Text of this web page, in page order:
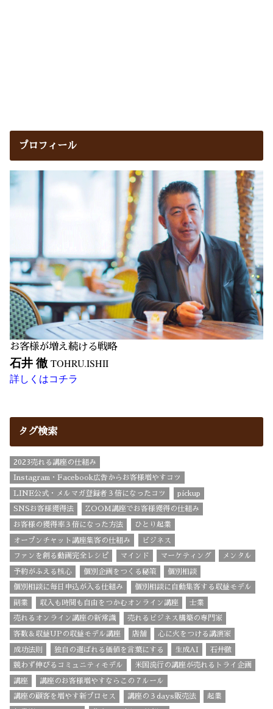
プロフィール
お客様が増え続ける戦略
石井 徹 TOHRU.ISHII
詳しくはコチラ
タグ検索
2023売れる講座の仕組み
Instagram・Facebook広告からお客様増やすコツ
LINE公式・メルマガ登録者３倍になったコツ pickup
SNSお客様獲得法 ZOOM講座でお客様獲得の仕組み
お客様の獲得率３倍になった方法 ひとり起業
オープンチャット講座集客の仕組み ビジネス
ファンを創る動画完全レシピ マインド マーケティング メンタル
予約がふえる核心 個別企画をつくる秘策 個別相談
個別相談に毎日申込が入る仕組み 個別相談に自動集客する収益モデル
副業 収入も時間も自由をつかむオンライン講座 士業
売れるオンライン講座の新常識 売れるビジネス構築の専門家
客数＆収益UPの収益モデル講座 店舗 心に火をつける講演家
成功法則 独自の選ばれる価値を言葉にする 生成AI 石井徹
競わず伸びるコミュニティモデル 米国流行の講座が売れるトライ企画
講座 講座のお客様増やすならこの７ルール
講座の顧客を増やす新プロセス 講座の３days販売法 起業